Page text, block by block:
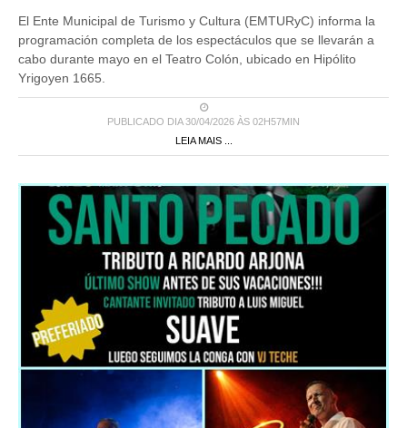
El Ente Municipal de Turismo y Cultura (EMTURyC) informa la
programación completa de los espectáculos que se llevarán a
cabo durante mayo en el Teatro Colón, ubicado en Hipólito
Yrigoyen 1665.
PUBLICADO DIA 30/04/2026 ÀS 02H57MIN
LEIA MAIS ...